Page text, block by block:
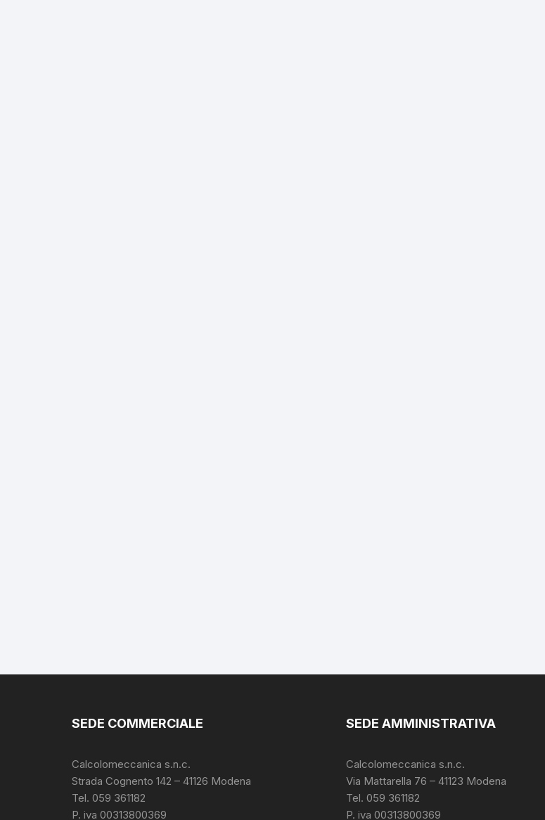
SEDE COMMERCIALE
Calcolomeccanica s.n.c.
Strada Cognento 142 – 41126 Modena
Tel. 059 361182
P. iva 00313800369
SEDE AMMINISTRATIVA
Calcolomeccanica s.n.c.
Via Mattarella 76 – 41123 Modena
Tel. 059 361182
P. iva 00313800369